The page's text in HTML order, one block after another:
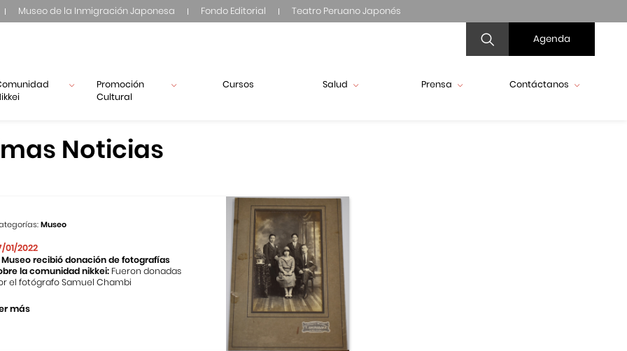
Museo de la Inmigración Japonesa Fondo Editorial Teatro Peruano Japonés
Agenda
Promoción
Cultural
Cursos Salud Prensa Contáctanos
Noticias
Museo
01/2022
Museo recibió donación de fotografías
la comunidad nikkei: Fueron donadas
el fotógrafo Samuel Chambi
más